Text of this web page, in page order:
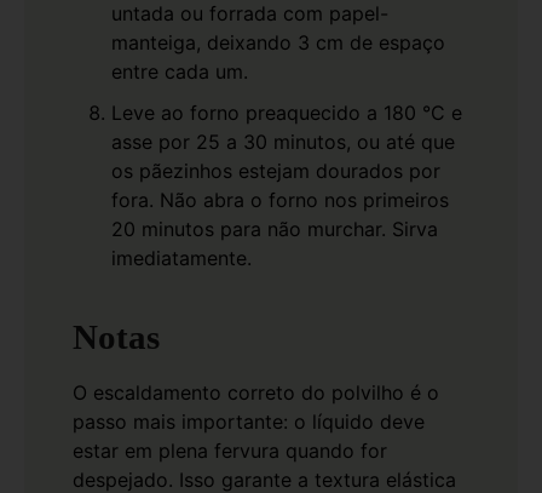
untada ou forrada com papel-
manteiga, deixando 3 cm de espaço
entre cada um.
Leve ao forno preaquecido a 180 °C e
asse por 25 a 30 minutos, ou até que
os pãezinhos estejam dourados por
fora. Não abra o forno nos primeiros
20 minutos para não murchar. Sirva
imediatamente.
Notas
O escaldamento correto do polvilho é o
passo mais importante: o líquido deve
estar em plena fervura quando for
despejado. Isso garante a textura elástica